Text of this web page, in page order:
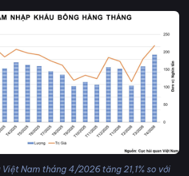
Nam tháng 4/2026 tăng 21,1% so với